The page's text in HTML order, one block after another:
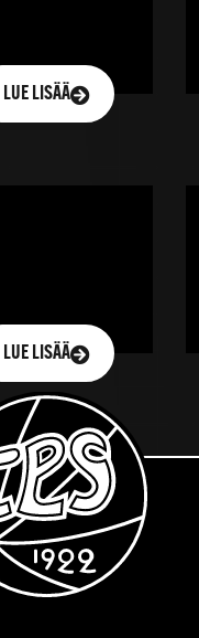
LUE LISÄÄ
LUE LISÄÄ